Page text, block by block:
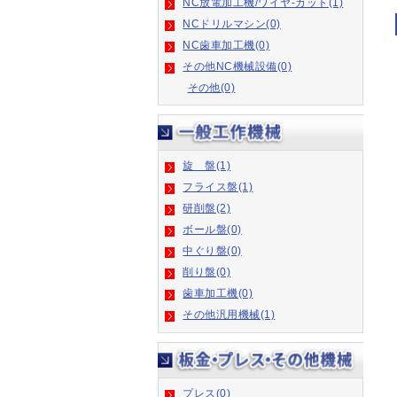
NCドリルマシン(0)
NC歯車加工機(0)
その他NC機械設備(0)
その他(0)
旋 盤(1)
フライス盤(1)
研削盤(2)
ボール盤(0)
中ぐり盤(0)
削り盤(0)
歯車加工機(0)
その他汎用機械(1)
プレス(0)
板金機械(0)